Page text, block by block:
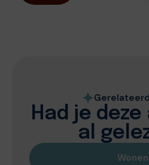
Had je
al
Wonen